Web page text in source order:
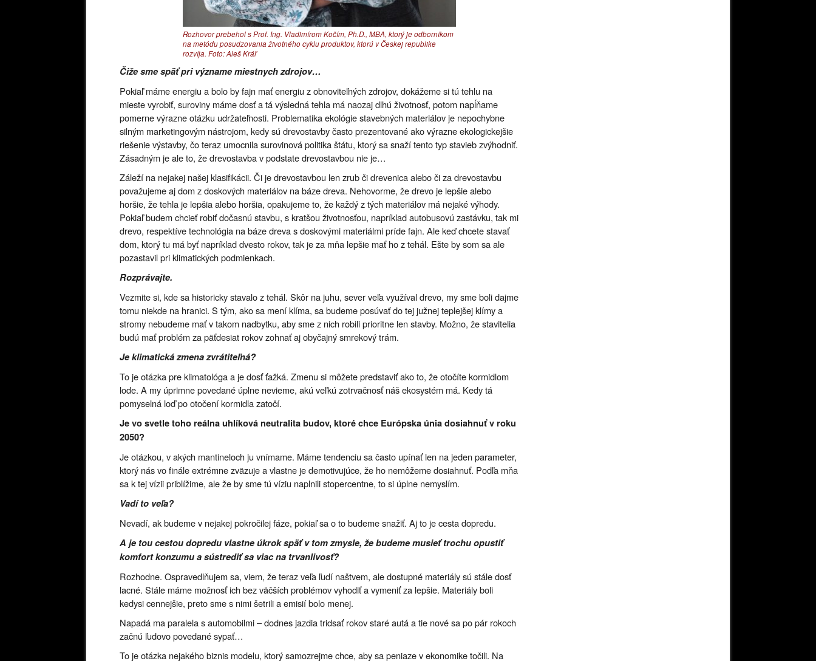
Rozhovor prebehol s Prof. Ing. Vladimírom Kočím, Ph.D., MBA, ktorý je odborníkom
na metódu posudzovania životného cyklu produktov, ktorú v Českej republike
rozvíja. Foto: Aleš Kráľ
Čiže sme späť pri význame miestnych zdrojov…
Pokiaľ máme energiu a bolo by fajn mať energiu z obnoviteľných zdrojov, dokážeme si tú tehlu na
mieste vyrobiť, suroviny máme dosť a tá výsledná tehla má naozaj dlhú životnosť, potom napĺňame
pomerne výrazne otázku udržateľnosti. Problematika ekológie stavebných materiálov je nepochybne
silným marketingovým nástrojom, kedy sú drevostavby často prezentované ako výrazne ekologickejšie
riešenie výstavby, čo teraz umocnila surovinová politika štátu, ktorý sa snaží tento typ stavieb zvýhodniť.
Zásadným je ale to, že drevostavba v podstate drevostavbou nie je…
Záleží na nejakej našej klasifikácii. Či je drevostavbou len zrub či drevenica alebo či za drevostavbu
považujeme aj dom z doskových materiálov na báze dreva. Nehovorme, že drevo je lepšie alebo
horšie, že tehla je lepšia alebo horšia, opakujeme to, že každý z tých materiálov má nejaké výhody.
Pokiaľ budem chcieť robiť dočasnú stavbu, s kratšou životnosťou, napríklad autobusovú zastávku, tak mi
drevo, respektíve technológia na báze dreva s doskovými materiálmi príde fajn. Ale keď chcete stavať
dom, ktorý tu má byť napríklad dvesto rokov, tak je za mňa lepšie mať ho z tehál. Ešte by som sa ale
pozastavil pri klimatických podmienkach.
Rozprávajte.
Vezmite si, kde sa historicky stavalo z tehál. Skôr na juhu, sever veľa využíval drevo, my sme boli dajme
tomu niekde na hranici. S tým, ako sa mení klíma, sa budeme posúvať do tej južnej teplejšej klímy a
stromy nebudeme mať v takom nadbytku, aby sme z nich robili prioritne len stavby. Možno, že stavitelia
budú mať problém za päťdesiat rokov zohnať aj obyčajný smrekový trám.
Je klimatická zmena zvrátiteľná?
To je otázka pre klimatológa a je dosť ťažká. Zmenu si môžete predstaviť ako to, že otočíte kormidlom
lode. A my úprimne povedané úplne nevieme, akú veľkú zotrvačnosť náš ekosystém má. Kedy tá
pomyselná loď po otočení kormidla zatočí.
Je vo svetle toho reálna uhlíková neutralita budov, ktoré chce Európska únia dosiahnuť v roku
2050?
Je otázkou, v akých mantineloch ju vnímame. Máme tendenciu sa často upínať len na jeden parameter,
ktorý nás vo finále extrémne zväzuje a vlastne je demotivujúce, že ho nemôžeme dosiahnuť. Podľa mňa
sa k tej vízii priblížime, ale že by sme tú víziu naplnili stopercentne, to si úplne nemyslím.
Vadí to veľa?
Nevadí, ak budeme v nejakej pokročilej fáze, pokiaľ sa o to budeme snažiť. Aj to je cesta dopredu.
A je tou cestou dopredu vlastne úkrok späť v tom zmysle, že budeme musieť trochu opustiť
komfort konzumu a sústrediť sa viac na trvanlivosť?
Rozhodne. Ospravedlňujem sa, viem, že teraz veľa ľudí naštvem, ale dostupné materiály sú stále dosť
lacné. Stále máme možnosť ich bez väčších problémov vyhodiť a vymeniť za lepšie. Materiály boli
kedysi cennejšie, preto sme s nimi šetrili a emisií bolo menej.
Napadá ma paralela s automobilmi – dodnes jazdia tridsať rokov staré autá a tie nové sa po pár rokoch
začnú ľudovo povedané sypať…
To je otázka nejakého biznis modelu, ktorý samozrejme chce, aby sa peniaze v ekonomike točili. Na